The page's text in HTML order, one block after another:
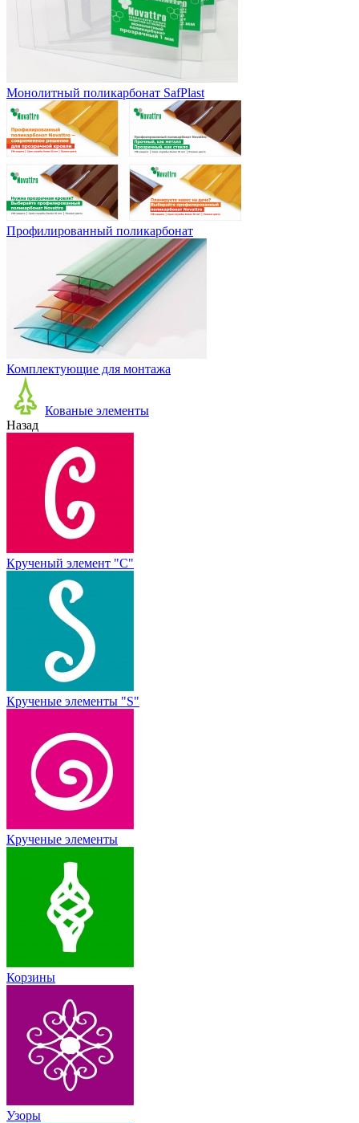
Монолитный поликарбонат SafPlast
Профилированный поликарбонат
Комплектующие для монтажа
Кованые элементы
Назад
Крученый элемент "С"
Крученые элементы "S"
Крученые элементы
Корзины
Узоры